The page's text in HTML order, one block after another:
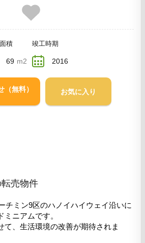
積
69 m2
竣工時期
2016
（無料） お気に入り
売物件
チミン9区のハノイハイウェイ沿いに
ニアムです。
て、生活環境の改善が期待されま